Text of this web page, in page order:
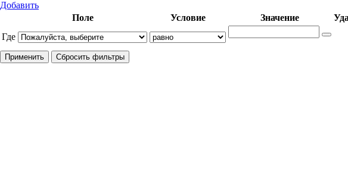
Добавить
Где
Поле Условие Значение